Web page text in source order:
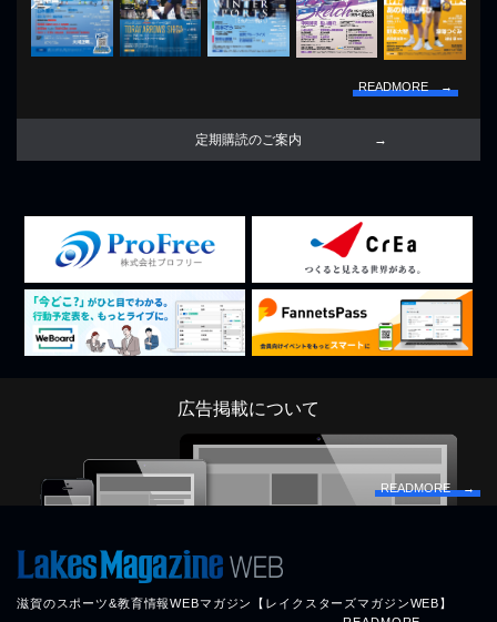
READMORE →
定期購読のご案内
広告掲載について
READMORE →
滋賀のスポーツ&教育情報WEBマガジン【レイクスターズマガジンWEB】